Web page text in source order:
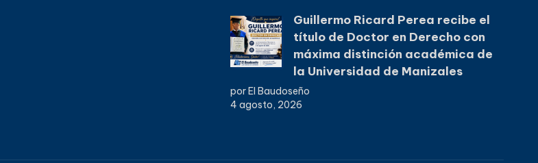
Guillermo Ricard Perea recibe el
título de Doctor en Derecho con
máxima distinción académica de
la Universidad de Manizales
por El Baudoseño
4 agosto, 2026